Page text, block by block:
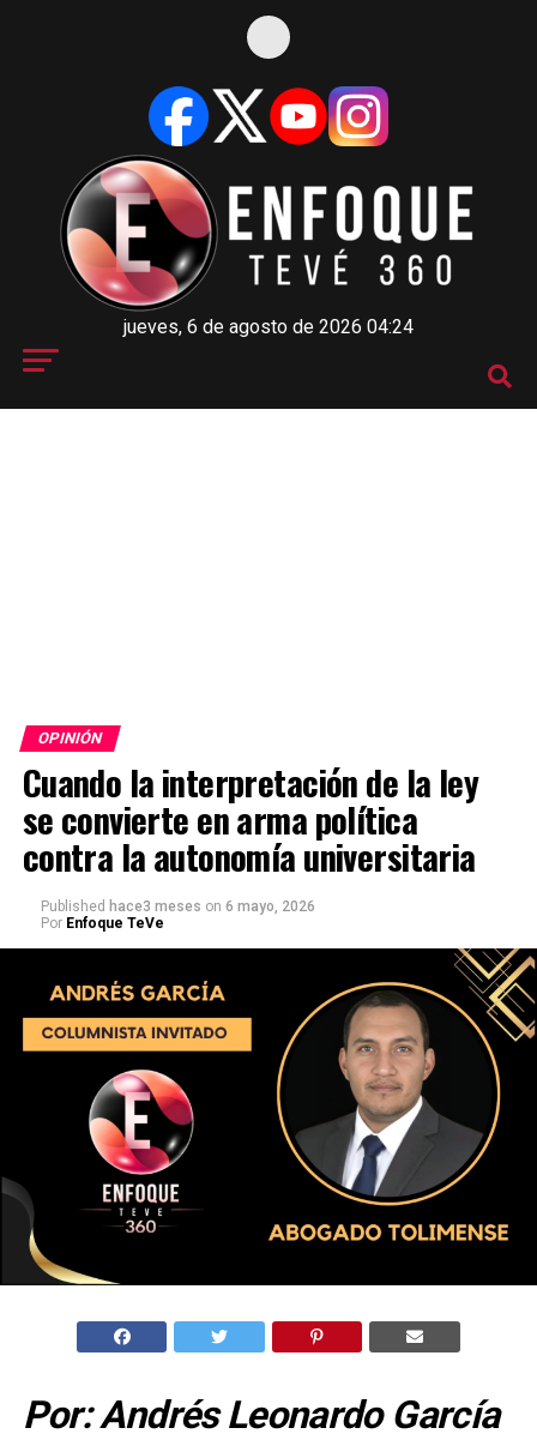
jueves, 6 de agosto de 2026 04:24
OPINIÓN
Cuando la interpretación de la ley
se convierte en arma política
contra la autonomía universitaria
Published hace3 meses on 6 mayo, 2026
Por Enfoque TeVe
Por: Andrés Leonardo García